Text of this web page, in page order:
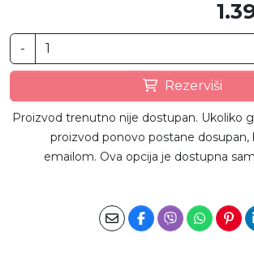
-
Rezerviši
Proizvod trenutno nije dostupan. Ukoliko
proizvod ponovo postane
emailom. Ova opcija je dostupna